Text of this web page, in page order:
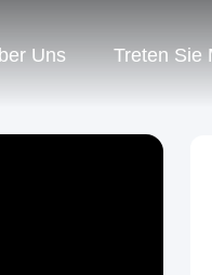
Uns Treten Sie